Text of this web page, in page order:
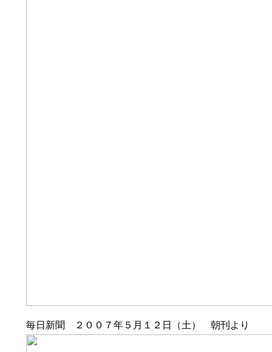
毎日新聞 ２００７年５月１２日（土） 朝刊より